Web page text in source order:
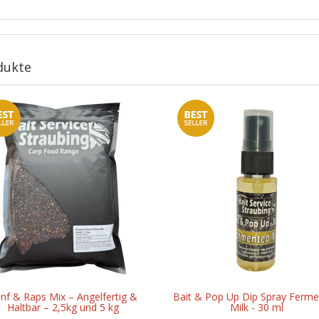
& Raps Mix – Angelfertig &
Haltbar – 2,5kg und 5 kg
Bait & Pop Up Dip Spray
Milk - 30 ml